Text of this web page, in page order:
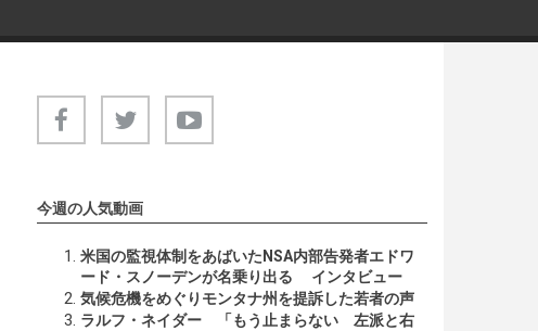
今週の人気動画
米国の監視体制をあばいたNSA内部告発者エドワ
ード・スノーデンが名乗り出る インタビュー
気候危機をめぐりモンタナ州を提訴した若者の声
ラルフ・ネイダー 「もう止まらない 左派と右